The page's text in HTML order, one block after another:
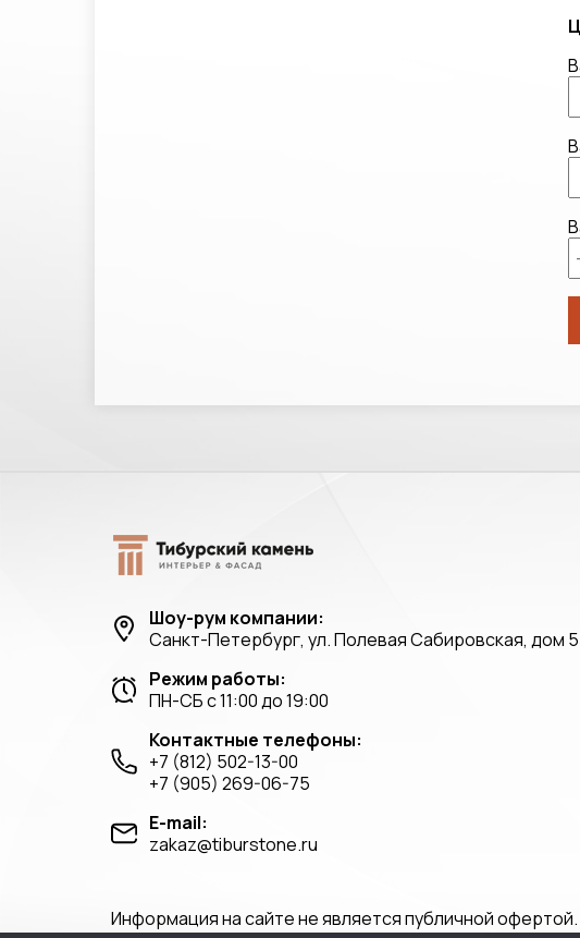
Шоу-рум компании:
Санкт-Петербург, ул. Полевая Сабировская, дом
Режим работы:
ПН-СБ с 11:00 до 19:00
Контактные телефоны:
+7 (812) 502-13-00
+7 (905) 269-06-75
E-mail:
zakaz@tiburstone.ru
Информация на сайте не является публичной